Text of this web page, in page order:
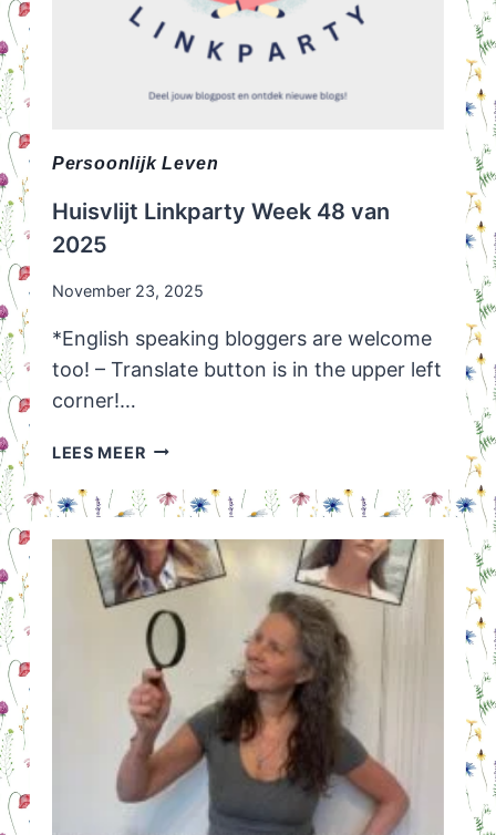
Persoonlijk Leven
Huisvlijt Linkparty Week 48 van
2025
November 23, 2025
*English speaking bloggers are welcome
too! – Translate button is in the upper left
corner!…
LEES MEERHUISVLIJT
WEEK
VAN
2025